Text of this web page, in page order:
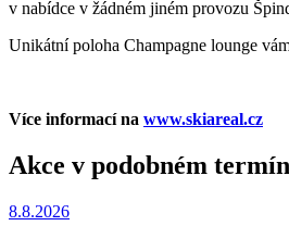
v nabídce v žádném jiném provozu
Unikátní poloha Champagne lounge
Více informací na www.skiareal.cz
Akce v podobném
8.8.2026